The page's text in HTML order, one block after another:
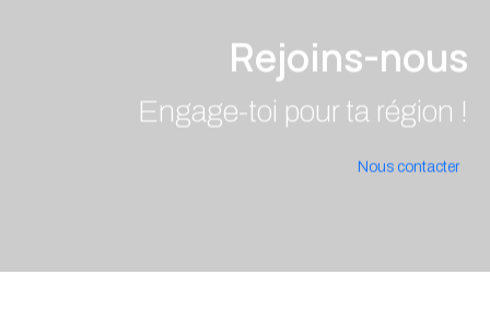
Rejoins-nous
Engage-toi pour ta région !
Nous contacter